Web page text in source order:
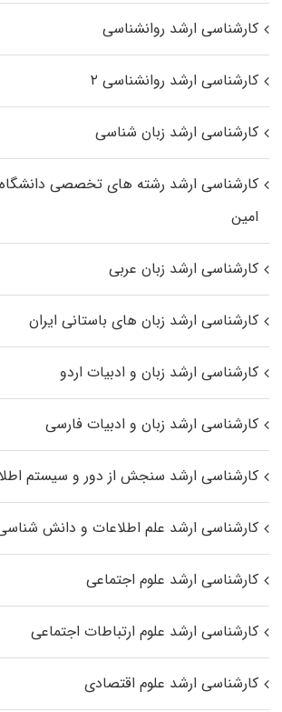
کارشناسی ارشد روانشناسی
کارشناسی ارشد روانشناسی ۲
کارشناسی ارشد زبان شناسی
کارشناسی ارشد رﺷﺘﻪ ﻫﺎی تخصصی داﻧﺸﮕﺎه
اﻣﻴﻦ
کارشناسی ارشد زبان عربی
کارشناسی ارشد زبان‌ های باستانی ایران
کارشناسی ارشد زبان و ادبیات اردو
کارشناسی ارشد زبان و ادبیات فارسی
کارشناسی ارشد سنجش از دور و سیستم
کارشناسی ارشد علم اطلاعات و دانش
کارشناسی ارشد علوم اجتماعی
کارشناسی ارشد علوم ارتباطات اجتماعی
کارشناسی ارشد علوم اقتصادی